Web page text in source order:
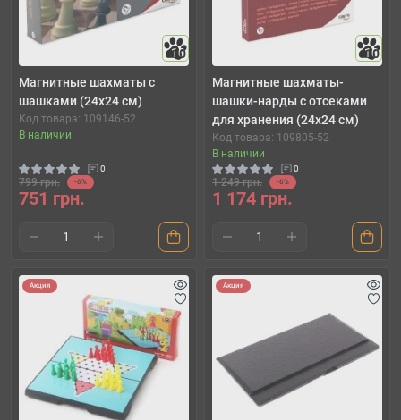
10
Магнитные шахматы с
шашками (24x24 см)
Код товара: 109146-52
В наличии
0
799 грн. -6%
751 грн.
10
Магнитные шахматы-
шашки-нарды с отсеками
для хранения (24x24 см)
Код товара: 109805-52
В наличии
0
1 249 грн. -6%
1 174 грн.
Акция Акция